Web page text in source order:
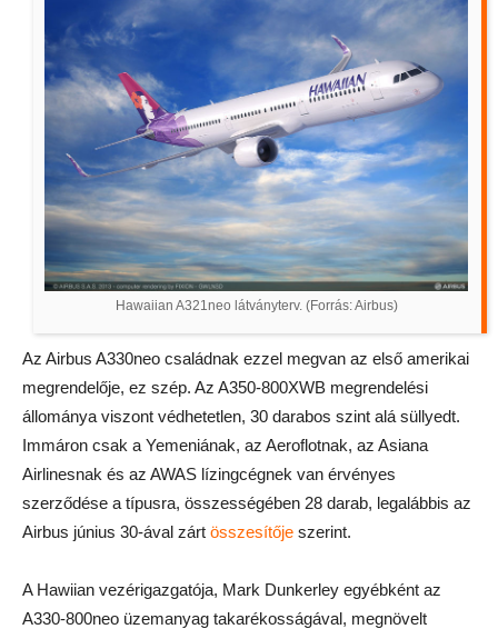
Hawaiian A321neo látványterv. (Forrás: Airbus)
Az Airbus A330neo családnak ezzel megvan az első amerikai
megrendelője, ez szép. Az A350-800XWB megrendelési
állománya viszont védhetetlen, 30 darabos szint alá süllyedt.
Immáron csak a Yemeniának, az Aeroflotnak, az Asiana
Airlinesnak és az AWAS lízingcégnek van érvényes
szerződése a típusra, összességében 28 darab, legalábbis az
Airbus június 30-ával zárt összesítője szerint.
A Hawiian vezérigazgatója, Mark Dunkerley egyébként az
A330-800neo üzemanyag takarékosságával, megnövelt